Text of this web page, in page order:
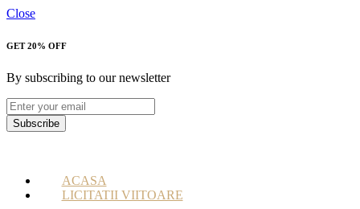
Close
GET 20% OFF
By subscribing to our newsletter
Subscribe
ACASA
LICITATII VIITOARE